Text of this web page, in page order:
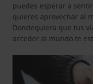
puedes esperar a
quieres aprovechar al
Dondequiera que tus
acceder al mundo te